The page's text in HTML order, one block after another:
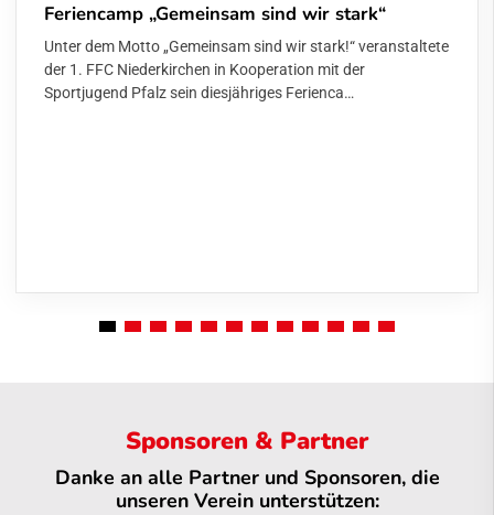
Feriencamp „Gemeinsam sind wir stark“
Unter dem Motto „Gemeinsam sind wir stark!“ veranstaltete
der 1. FFC Niederkirchen in Kooperation mit der
Sportjugend Pfalz sein diesjähriges Ferienca…
Sponsoren & Partner
Danke an alle Partner und Sponsoren, die
unseren Verein unterstützen: